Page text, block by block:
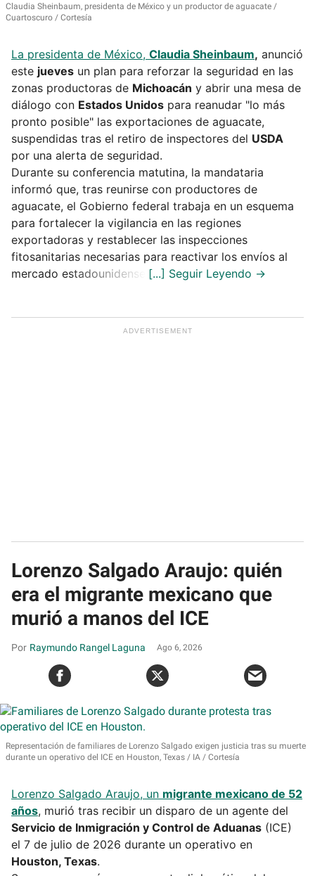
Claudia Sheinbaum, presidenta de México y un productor de aguacate
Cuartoscuro / Cortesía
La presidenta de México, Claudia Sheinbaum, anunció
este jueves un plan para reforzar la seguridad en las
zonas productoras de Michoacán y abrir una mesa de
diálogo con Estados Unidos para reanudar "lo más
pronto posible" las exportaciones de aguacate,
suspendidas tras el retiro de inspectores del USDA
por una alerta de seguridad.
Durante su conferencia matutina, la mandataria
informó que, tras reunirse con productores de
aguacate, el Gobierno federal trabaja en un esquema
para fortalecer la vigilancia en las regiones
exportadoras y restablecer las inspecciones
fitosanitarias necesarias para reactivar los envíos al
mercado estadounidense.
Lorenzo Salgado Araujo: quién
era el migrante mexicano que
murió a manos del ICE
Raymundo Rangel Laguna Ago 6, 2026
Representación de familiares de Lorenzo Salgado exigen justicia tras su muerte
durante un operativo del ICE en Houston, Texas
IA / Cortesía
Lorenzo Salgado Araujo, un migrante mexicano de 52
años, murió tras recibir un disparo de un agente del
Servicio de Inmigración y Control de Aduanas (ICE)
el 7 de julio de 2026 durante un operativo en
Houston, Texas.